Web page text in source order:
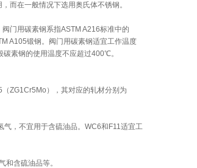
而在一般情况下选用奥氏体不锈钢。
门用碳素钢系指ASTM A216标准中的
A105锻钢。阀门用碳素钢适宜工作温度
素钢的使用温度不应超过400℃。
ZG1Cr5Mo），其对应的轧材分别为
，不宜用于含硫油品。WC6和F11适宜工
含硫油品等。